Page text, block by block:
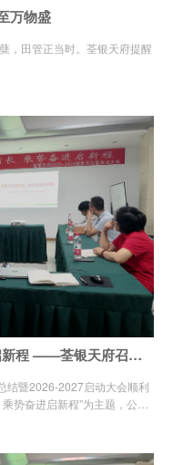
万物盛
，田管正当时。荃银天府提醒
程 ——荃银天府召开2
结暨2026-2027启动大会顺利
势奋进启新程”为主题，公司
理刘于玲及销售部全体同仁齐
的工作成效，并对2026-2027